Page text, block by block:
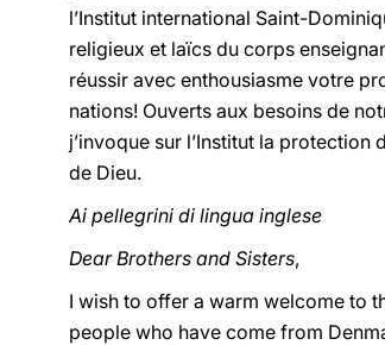
l’Institut international Saint-
religieux et laïcs du corps
réussir avec enthousiasme votre
nations! Ouverts aux besoins de
j’invoque sur l’Institut la
de Dieu.
Ai pellegrini di lingua inglese
Dear Brothers and Sisters,
I wish to offer a warm welcome to
people who have come from